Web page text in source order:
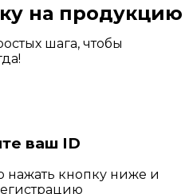
на продукцию
шага, чтобы
ваш ID
нажать кнопку ниже и